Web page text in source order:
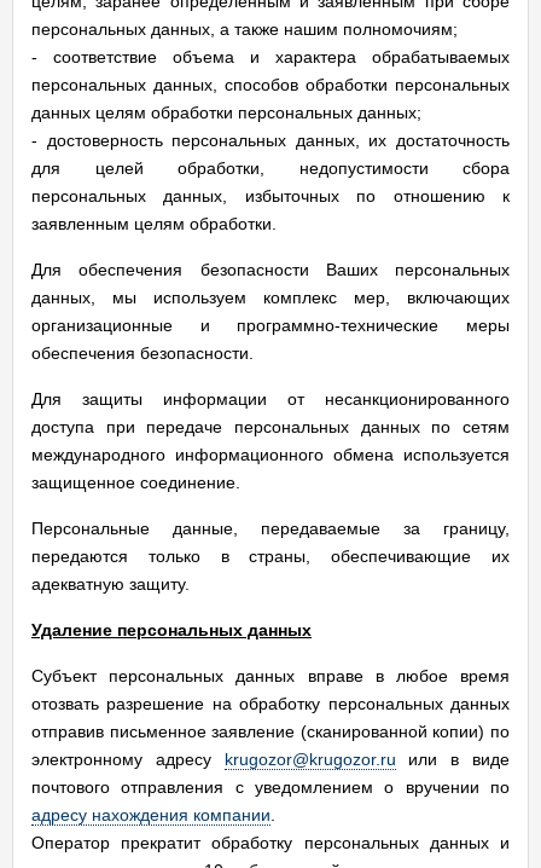
персональных данных, а также нашим полномочиям;
- соответствие объема и характера обрабатываемых
персональных данных, способов обработки персональных
данных целям обработки персональных данных;
- достоверность персональных данных, их достаточность
для целей обработки, недопустимости сбора
персональных данных, избыточных по отношению к
заявленным целям обработки.
Для обеспечения безопасности Ваших персональных
данных, мы используем комплекс мер, включающих
организационные и программно-технические меры
обеспечения безопасности.
Для защиты информации от несанкционированного
доступа при передаче персональных данных по сетям
международного информационного обмена используется
защищенное соединение.
Персональные данные, передаваемые за границу,
передаются только в страны, обеспечивающие их
адекватную защиту.
Удаление персональных данных
Субъект персональных данных вправе в любое время
отозвать разрешение на обработку персональных данных
отправив письменное заявление (сканированной копии) по
электронному адресу krugozor@krugozor.ru или в виде
почтового отправления с уведомлением о вручении по
адресу нахождения компании
Оператор прекратит обработку персональных данных и